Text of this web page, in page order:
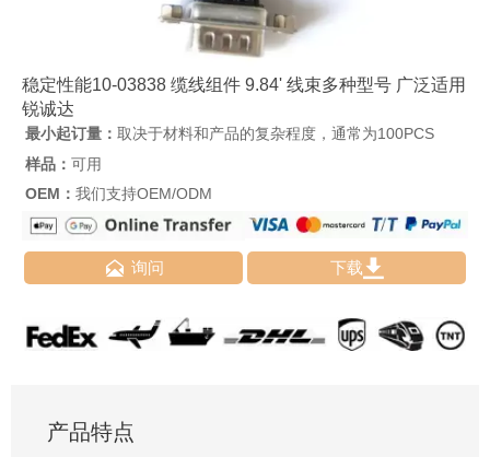
稳定性能10-03838 缆线组件 9.84' 线束多种型号 广泛适用
锐诚达
最小起订量： 取决于材料和产品的复杂程度，通常为100PCS
样品： 可用
OEM： 我们支持OEM/ODM
 询问 下载
产品特点